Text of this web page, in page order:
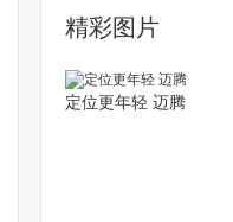
精彩图片
定位更年轻 迈腾